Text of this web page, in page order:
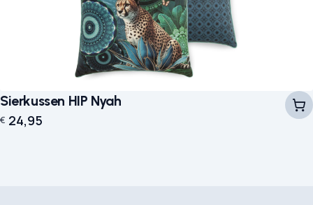
Sierkussen HIP Nyah
€ 24,95